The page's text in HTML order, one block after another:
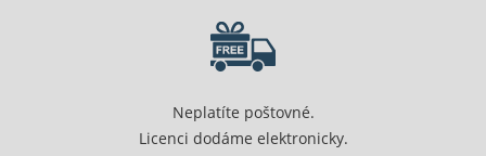
Neplatíte poštovné.
Licenci dodáme elektronicky.